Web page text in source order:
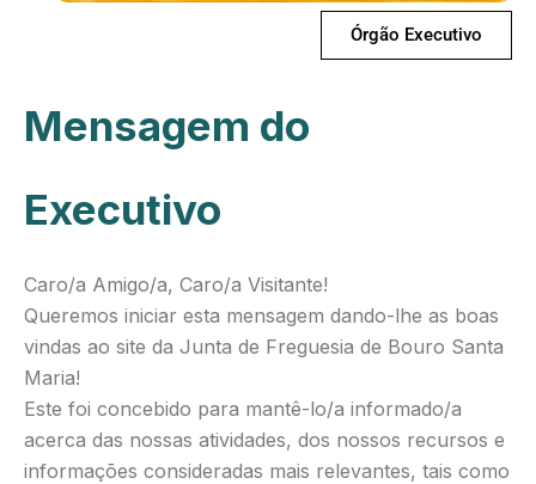
Órgão Executivo
Mensagem do
Executivo
Caro/a Amigo/a, Caro/a Visitante!
Queremos iniciar esta mensagem dando-lhe as boas
vindas ao site da Junta de Freguesia de Bouro Santa
Maria!
Este foi concebido para mantê-lo/a informado/a
acerca das nossas atividades, dos nossos recursos e
informações consideradas mais relevantes, tais como